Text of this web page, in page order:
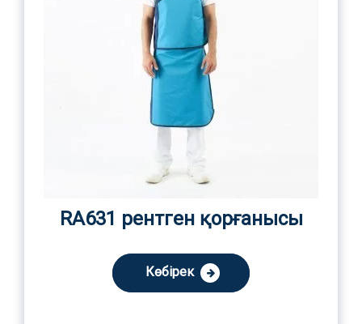
RA631 рентген қорғанысы
Көбірек